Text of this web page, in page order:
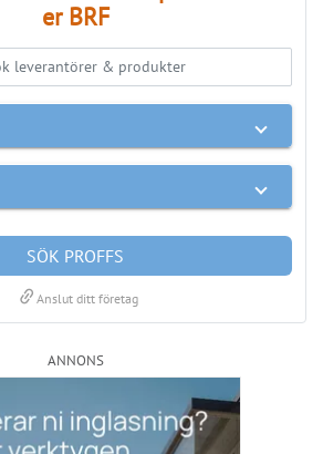
er BRF
SÖK PROFFS
linkAnslut ditt företag
ANNONS